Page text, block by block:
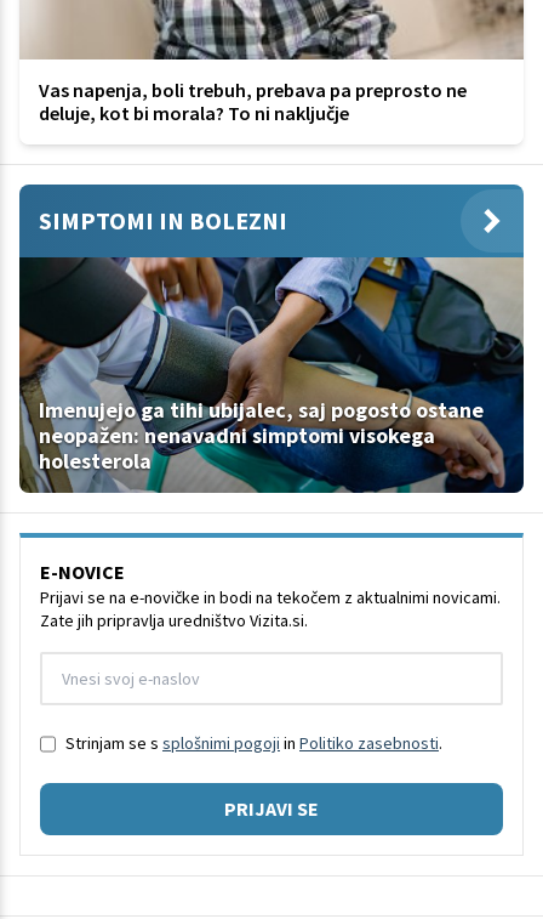
Vas napenja, boli trebuh, prebava pa preprosto ne
deluje, kot bi morala? To ni naključje
SIMPTOMI IN BOLEZNI
Imenujejo ga tihi ubijalec, saj pogosto ostane
neopažen: nenavadni simptomi visokega
holesterola
E-NOVICE
Prijavi se na e-novičke in bodi na tekočem z aktualnimi novicami.
Zate jih pripravlja uredništvo Vizita.si.
Strinjam se s splošnimi pogoji in Politiko zasebnosti.
PRIJAVI SE